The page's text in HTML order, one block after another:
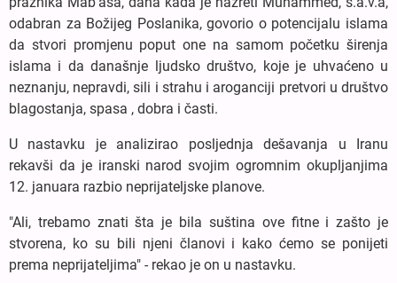
odabran za Božijeg Poslanika, govorio o potencijalu islama
da stvori promjenu poput one na samom početku širenja
islama i da današnje ljudsko društvo, koje je uhvaćeno u
neznanju, nepravdi, sili i strahu i aroganciji pretvori u društvo
blagostanja, spasa , dobra i časti.
U nastavku je analizirao posljednja dešavanja u Iranu
rekavši da je iranski narod svojim ogromnim okupljanjima
12. januara razbio neprijateljske planove.
"Ali, trebamo znati šta je bila suština ove fitne i zašto je
stvorena, ko su bili njeni članovi i kako ćemo se ponijeti
prema neprijateljima" - rekao je on u nastavku.